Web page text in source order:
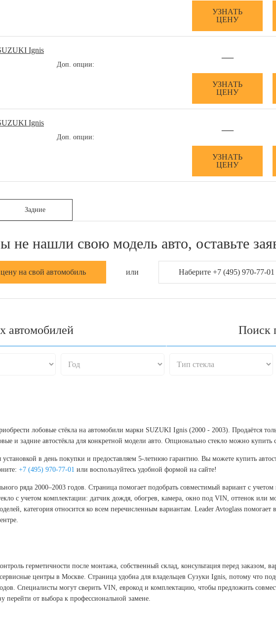
УЗНАТЬ
ЦЕНУ
Ignis
Доп. опции:
—
УЗНАТЬ
ЦЕНУ
Ignis
Доп. опции:
—
УЗНАТЬ
ЦЕНУ
Задние
не нашли свою модель авто, оставьте
на свой автомобиль или Наберите +7 (495) 970-77-01
автомобилей Поиск
лобовые стёкла на автомобили марки SUZUKI Ignis (2000 - 2003). Продаётся
и задние автостёкла для конкретной модели авто. Опционально стекло можно купить
в день покупки и предоставляем 5-летнюю гарантию. Вы можете купить
+7 (495) 970-77-01 или воспользуйтесь удобной формой на сайте!
ряда 2000–2003 годов. Страница помогает подобрать совместимый вариант с
с учетом комплектации: датчик дождя, обогрев, камера, окно под VIN, оттенок или
категория относится ко всем перечисленным вариантам. Leader Avtoglass
герметичности после монтажа, собственный склад, консультация перед заказом,
центры в Москве. Страница удобна для владельцев Сузуки Ignis, потому что
Специалисты могут сверить VIN, еврокод и комплектацию, чтобы предложить
перейти от выбора к профессиональной замене.